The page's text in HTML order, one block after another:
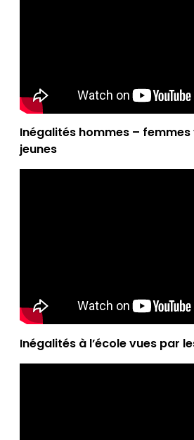
Inégalités hommes – femmes
jeunes
Inégalités à l’école vues par